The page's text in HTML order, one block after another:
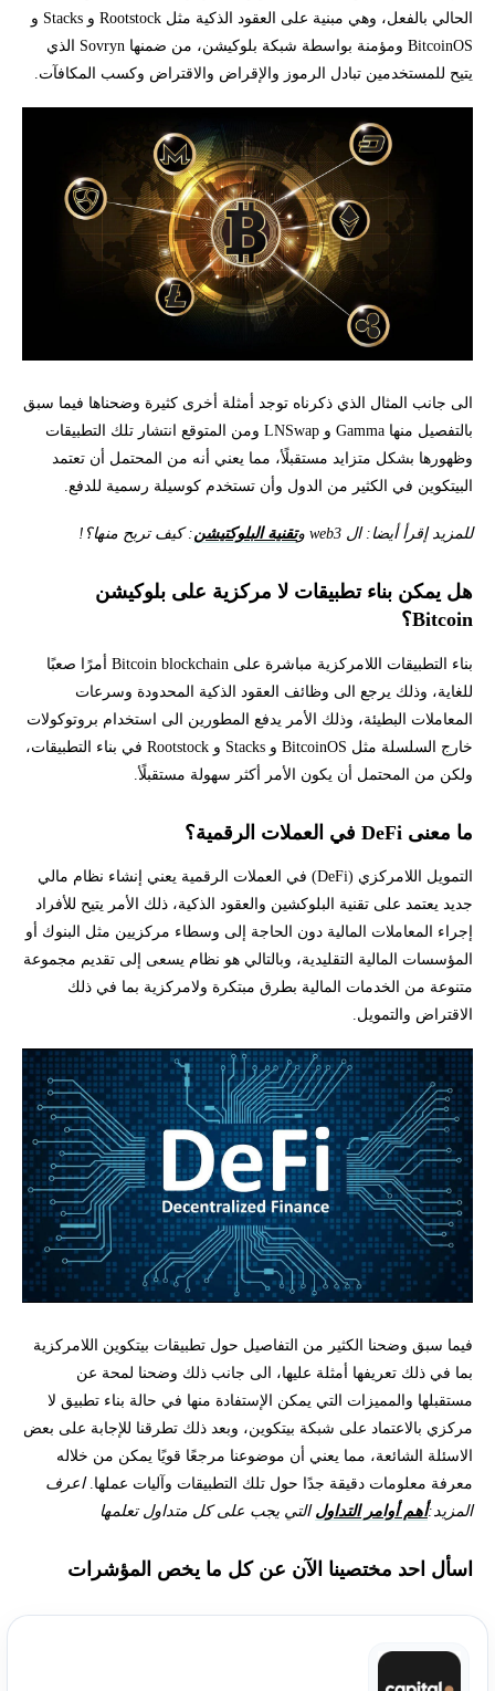
الحالي بالفعل، وهي مبنية على العقود الذكية مثل Rootstock و Stacks و
BitcoinOS ومؤمنة بواسطة شبكة بلوكيشن، من ضمنها Sovryn الذي
يتيح للمستخدمين تبادل الرموز والإقراض والاقتراض وكسب المكافآت.
الى جانب المثال الذي ذكرناه توجد أمثلة أخرى كثيرة وضحناها فيما سبق
بالتفصيل منها Gamma و LNSwap ومن المتوقع انتشار تلك التطبيقات
وظهورها بشكل متزايد مستقبلًأ، مما يعني أنه من المحتمل أن تعتمد
البيتكوين في الكثير من الدول وأن تستخدم كوسيلة رسمية للدفع.
للمزيد إقرأ أيضا: ال web3 و تقنية البلوكتيشن: كيف تربح منها؟!
هل يمكن بناء تطبيقات لا مركزية على بلوكيشن
Bitcoin؟
بناء التطبيقات اللامركزية مباشرة على Bitcoin blockchain أمرًا صعبًا
للغاية، وذلك يرجع الى وظائف العقود الذكية المحدودة وسرعات
المعاملات البطيئة، وذلك الأمر يدفع المطورين الى استخدام بروتوكولات
خارج السلسلة مثل BitcoinOS و Stacks و Rootstock في بناء التطبيقات،
ولكن من المحتمل أن يكون الأمر أكثر سهولة مستقبلًأ.
ما معنى DeFi في العملات الرقمية؟
التمويل اللامركزي (DeFi) في العملات الرقمية يعني إنشاء نظام مالي
جديد يعتمد على تقنية البلوكشين والعقود الذكية، ذلك الأمر يتيح للأفراد
إجراء المعاملات المالية دون الحاجة إلى وسطاء مركزيين مثل البنوك أو
المؤسسات المالية التقليدية، وبالتالي هو نظام يسعى إلى تقديم مجموعة
متنوعة من الخدمات المالية بطرق مبتكرة ولامركزية بما في ذلك
الاقتراض والتمويل.
فيما سبق وضحنا الكثير من التفاصيل حول تطبيقات بيتكوين اللامركزية
بما في ذلك تعريفها أمثلة عليها، الى جانب ذلك وضحنا لمحة عن
مستقبلها والمميزات التي يمكن الإستفادة منها في حالة بناء تطبيق لا
مركزي بالاعتماد على شبكة بيتكوين، وبعد ذلك تطرقنا للإجابة على بعض
الاسئلة الشائعة، مما يعني أن موضوعنا مرجعًا قويًا يمكن من خلاله
معرفة معلومات دقيقة جدًا حول تلك التطبيقات وآليات عملها.اعرف
المزيد:أهم أوامر التداولالتي يجب على كل متداول تعلمها
اسأل احد مختصينا الآن عن كل ما يخص المؤشرات